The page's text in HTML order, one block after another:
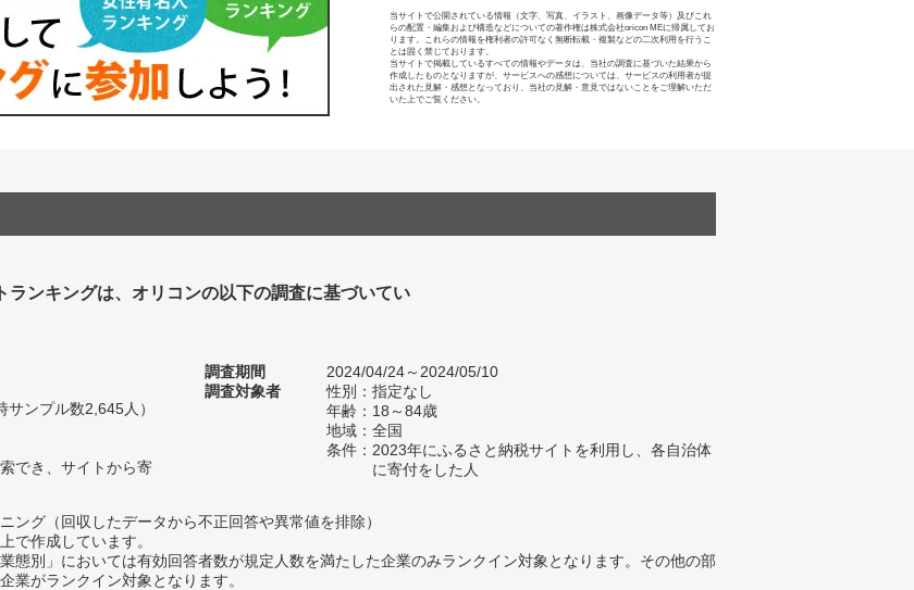
当サイトで公開されている情報（文字、写真、イラスト、画像データ等）及びこれ
らの配置・編集および構造などについての著作権は株式会社oricon MEに帰属してお
ります。これらの情報を権利者の許可なく無断転載・複製などの二次利用を行うこ
とは固く禁じております。
当サイトで掲載しているすべての情報やデータは、当社の調査に基づいた結果から
作成したものとなりますが、サービスへの感想については、サービスの利用者が提
出された見解・感想となっており、当社の見解・意見ではないことをご理解いただ
いた上でご覧ください。
ランキングは、オリコンの以下の調査に基づいてい
サンプル数2,645人）
でき、サイトから寄
調査期間
2024/04/24～2024/05/10
調査対象者
性別：指定なし
年齢：18～84歳
地域：全国
条件：2023年にふるさと納税サイトを利用し、各自治体
に寄付をした人
グ（回収したデータから不正回答や異常値を排除）
で作成しています。
態別」においては有効回答者数が規定人数を満たした企業のみランクイン対象となります。その他の部
業がランクイン対象となります。